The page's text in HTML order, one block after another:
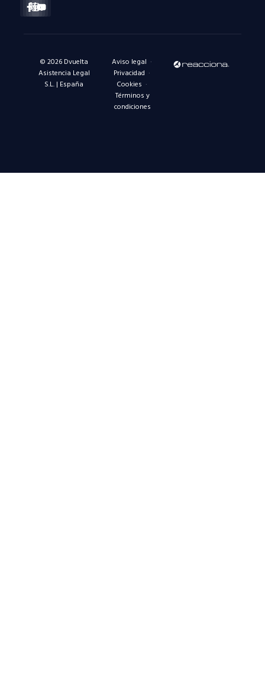
ftwitter
in
© 2026 Dvuelta
Asistencia Legal
S.L. | España
Aviso legal ·
Privacidad ·
Cookies ·
Términos y
condiciones